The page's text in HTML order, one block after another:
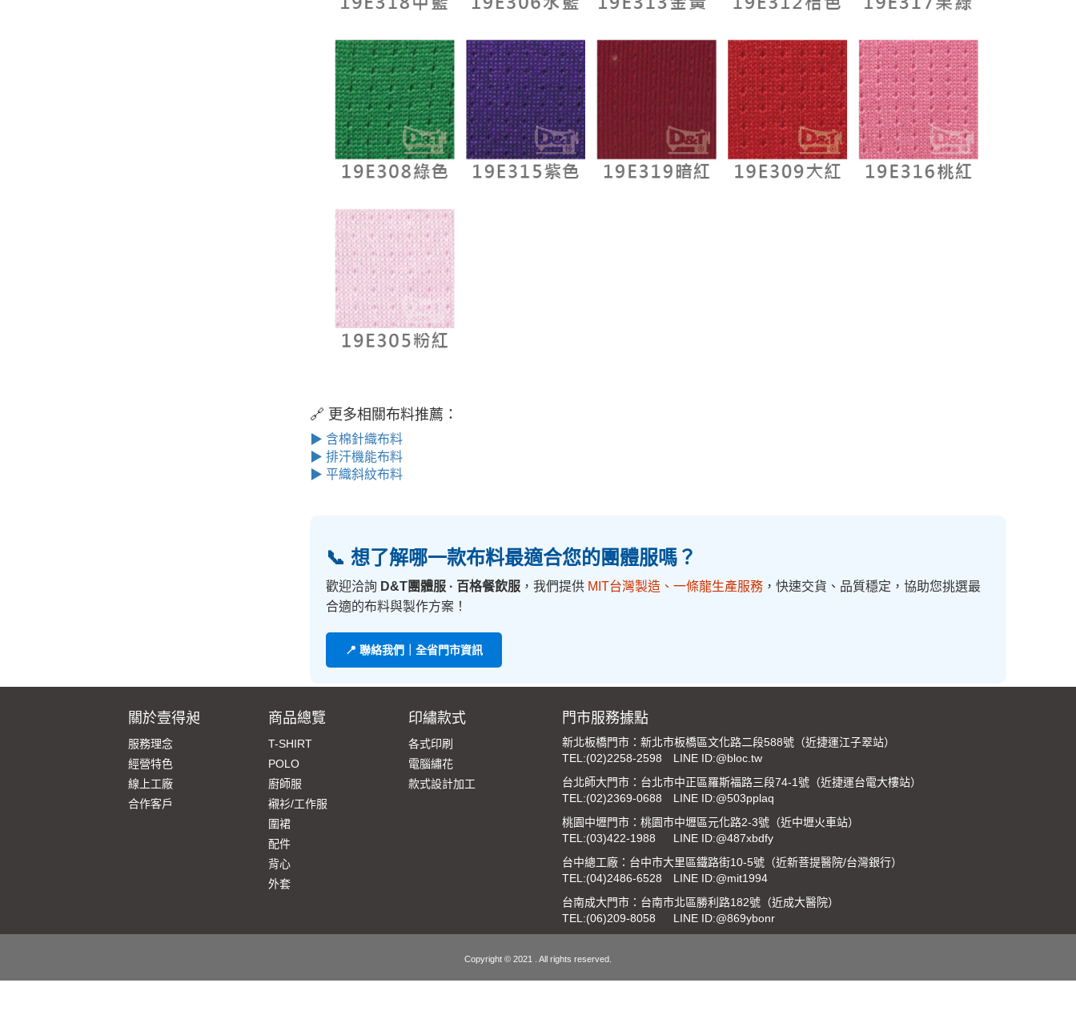
🔗 更多相關布料推薦：
▶ 含棉針織布料
▶ 排汗機能布料
▶ 平織斜紋布料
📞 想了解哪一款布料最適合您的團體服嗎？
歡迎洽詢 D&T團體服 · 百格餐飲服 ，我們提供 MIT台灣製造、一條龍生產服務 ，快速交貨、品質穩定，協助您挑選最
合適的布料與製作方案！
📍 聯絡我們｜全省門市資訊
關於壹得昶
服務理念
經營特色
線上工廠
合作客戶
商品總覽
T-SHIRT
POLO
廚師服
襯衫/工作服
圍裙
配件
背心
外套
印繡款式
各式印刷
電腦繡花
款式設計加工
門市服務據點
新北板橋門市：新北市板橋區文化路二段588號（近捷運江子翠站）
TEL:(02)2258-2598
LINE ID:@bloc.tw
台北師大門市：台北市中正區羅斯福路三段74-1號（近捷運台電大樓站）
TEL:(02)2369-0688
LINE ID:@503pplaq
桃園中壢門市：桃園市中壢區元化路2-3號（近中壢火車站）
TEL:(03)422-1988
LINE ID:@487xbdfy
台中總工廠：台中市大里區鐵路街10-5號（近新菩提醫院/台灣銀行）
TEL:(04)2486-6528
LINE ID:@mit1994
台南成大門市：台南市北區勝利路182號（近成大醫院）
TEL:(06)209-8058 LINE ID:@869ybonr
Copyright © 2021 . All rights reserved.